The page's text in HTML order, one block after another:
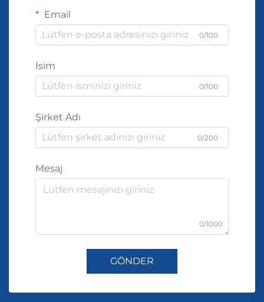
Email
0/100
İsim
0/100
Şirket Adı
0/200
Mesaj
0/1000
GÖNDER